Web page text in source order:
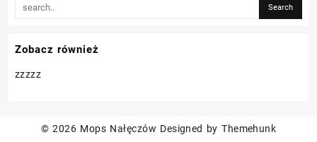
Zobacz również
zzzzz
© 2026 Mops Nałęczów Designed by Themehunk